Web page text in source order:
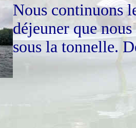
Nous continuons
déjeuner que
sous la tonnelle.